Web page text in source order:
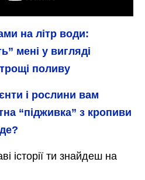
на літр води:
мені у вигляді
поливу
і рослини вам
“підживка” з кропиви
історії ти знайдеш на